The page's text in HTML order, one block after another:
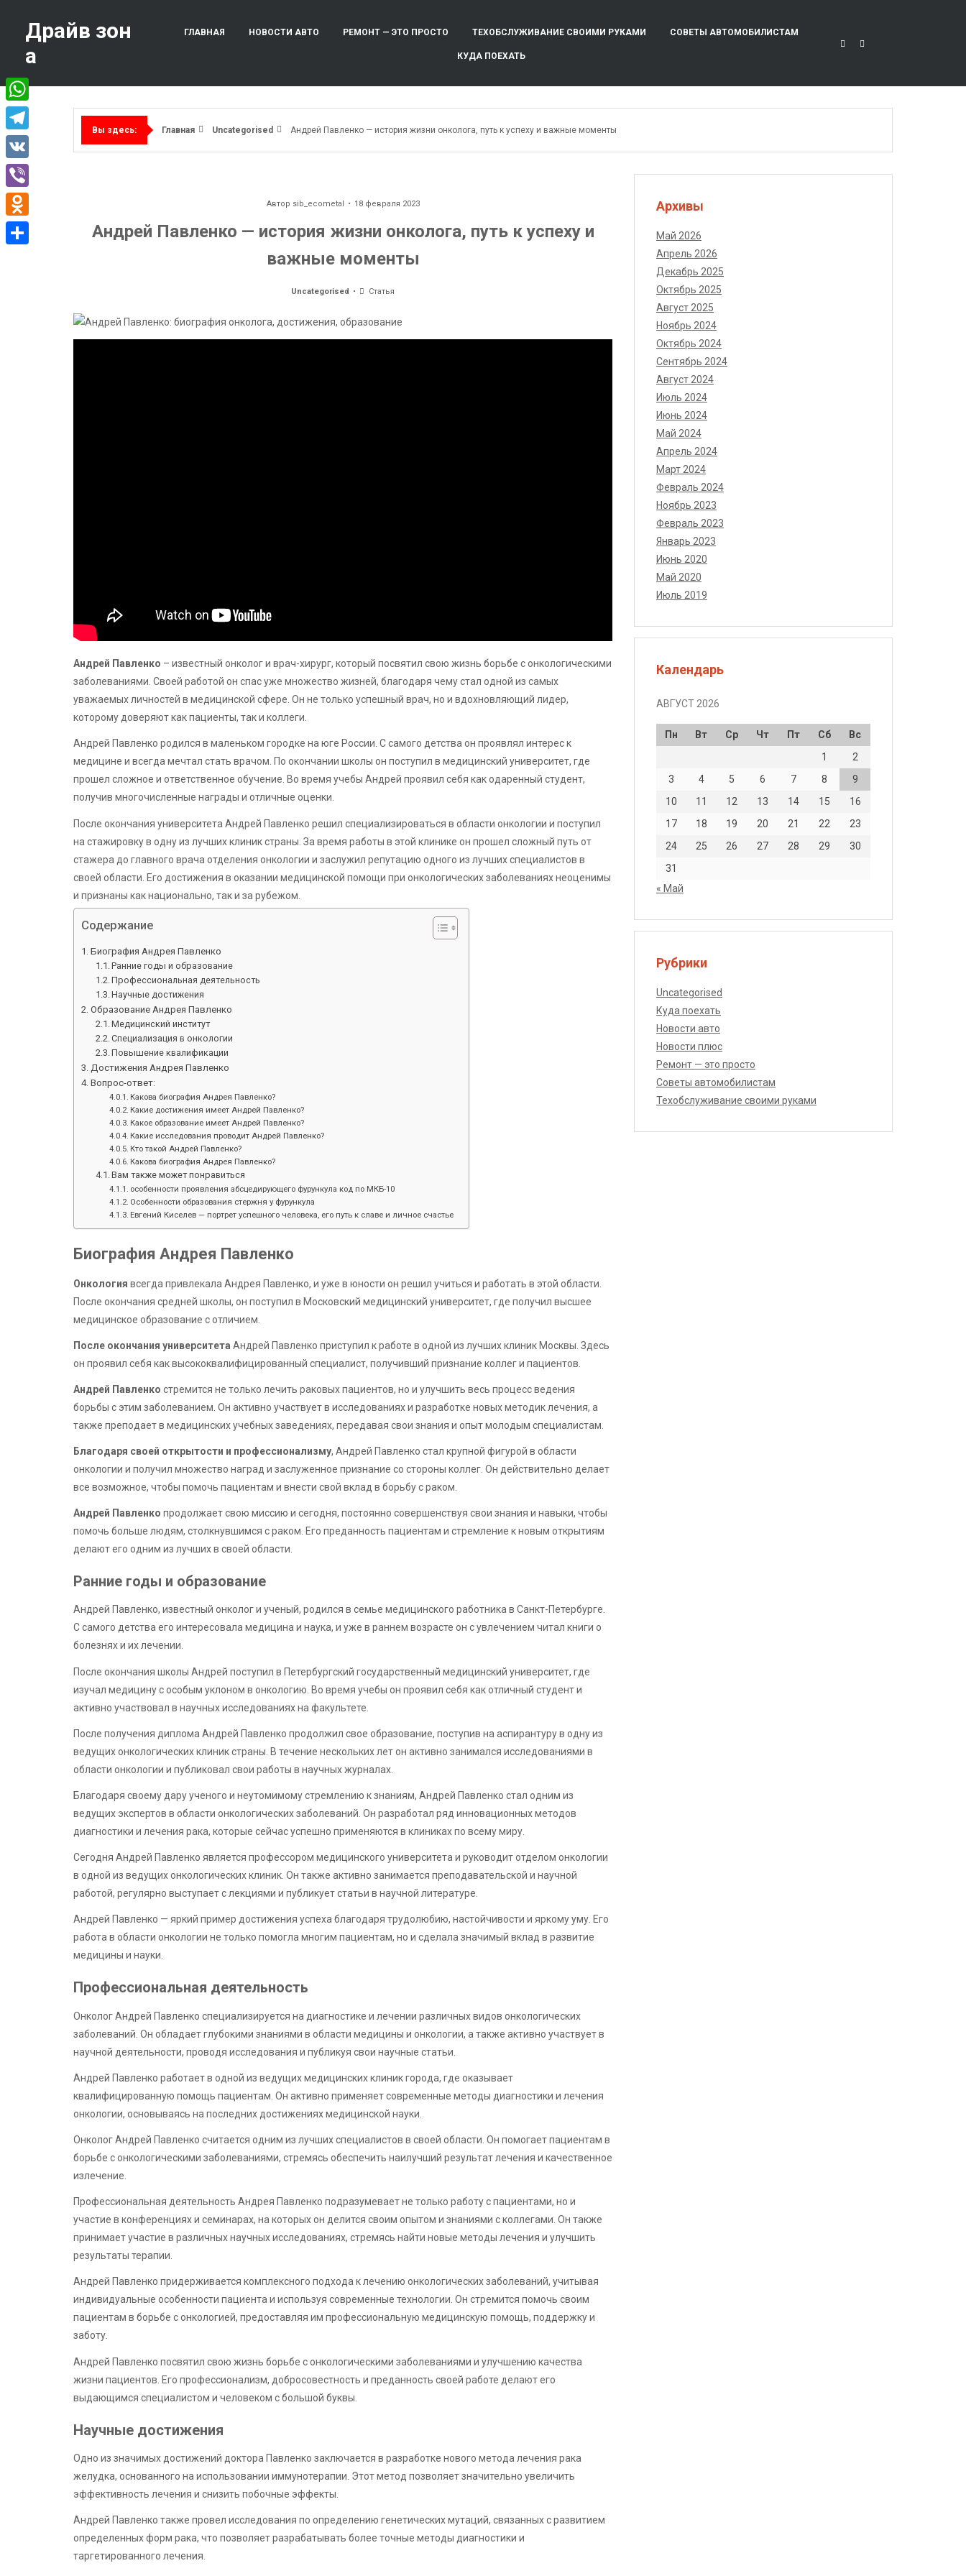
содержимому
Драйв зон
а
ГЛАВНАЯ НОВОСТИ АВТО РЕМОНТ — ЭТО ПРОСТО ТЕХОБСЛУЖИВАНИЕ СВОИМИ РУКАМИ СОВЕТЫ АВТОМОБИЛИСТАМ
КУДА ПОЕХАТЬ
Вы здесь: Главная Uncategorised Андрей Павленко — история жизни онколога, путь к успеху и важные моменты
Автор sib_ecometal 18 февраля 2023
Андрей Павленко — история жизни онколога, путь к успеху и
важные моменты
Uncategorised Статья
Андрей Павленко – известный онколог и врач-хирург, который посвятил свою жизнь борьбе с онкологическими
заболеваниями. Своей работой он спас уже множество жизней, благодаря чему стал одной из самых
уважаемых личностей в медицинской сфере. Он не только успешный врач, но и вдохновляющий лидер,
которому доверяют как пациенты, так и коллеги.
Андрей Павленко родился в маленьком городке на юге России. С самого детства он проявлял интерес к
медицине и всегда мечтал стать врачом. По окончании школы он поступил в медицинский университет, где
прошел сложное и ответственное обучение. Во время учебы Андрей проявил себя как одаренный студент,
получив многочисленные награды и отличные оценки.
После окончания университета Андрей Павленко решил специализироваться в области онкологии и поступил
на стажировку в одну из лучших клиник страны. За время работы в этой клинике он прошел сложный путь от
стажера до главного врача отделения онкологии и заслужил репутацию одного из лучших специалистов в
своей области. Его достижения в оказании медицинской помощи при онкологических заболеваниях неоценимы
и признаны как национально, так и за рубежом.
Содержание
Биография Андрея Павленко
Ранние годы и образование
Профессиональная деятельность
Научные достижения
Образование Андрея Павленко
Медицинский институт
Специализация в онкологии
Повышение квалификации
Достижения Андрея Павленко
Вопрос-ответ:
Какова биография Андрея Павленко?
Какие достижения имеет Андрей Павленко?
Какое образование имеет Андрей Павленко?
Какие исследования проводит Андрей Павленко?
Кто такой Андрей Павленко?
Какова биография Андрея Павленко?
Вам также может понравиться
особенности проявления абсцедирующего фурункула код по МКБ-10
Особенности образования стержня у фурункула
Евгений Киселев — портрет успешного человека, его путь к славе и личное счастье
Биография Андрея Павленко
Онкология всегда привлекала Андрея Павленко, и уже в юности он решил учиться и работать в этой области.
После окончания средней школы, он поступил в Московский медицинский университет, где получил высшее
медицинское образование с отличием.
После окончания университета Андрей Павленко приступил к работе в одной из лучших клиник Москвы. Здесь
он проявил себя как высококвалифицированный специалист, получивший признание коллег и пациентов.
Андрей Павленко стремится не только лечить раковых пациентов, но и улучшить весь процесс ведения
борьбы с этим заболеванием. Он активно участвует в исследованиях и разработке новых методик лечения, а
также преподает в медицинских учебных заведениях, передавая свои знания и опыт молодым специалистам.
Благодаря своей открытости и профессионализму, Андрей Павленко стал крупной фигурой в области
онкологии и получил множество наград и заслуженное признание со стороны коллег. Он действительно делает
все возможное, чтобы помочь пациентам и внести свой вклад в борьбу с раком.
Андрей Павленко продолжает свою миссию и сегодня, постоянно совершенствуя свои знания и навыки, чтобы
помочь больше людям, столкнувшимся с раком. Его преданность пациентам и стремление к новым открытиям
делают его одним из лучших в своей области.
Ранние годы и образование
Андрей Павленко, известный онколог и ученый, родился в семье медицинского работника в Санкт-Петербурге.
С самого детства его интересовала медицина и наука, и уже в раннем возрасте он с увлечением читал книги о
болезнях и их лечении.
После окончания школы Андрей поступил в Петербургский государственный медицинский университет, где
изучал медицину с особым уклоном в онкологию. Во время учебы он проявил себя как отличный студент и
активно участвовал в научных исследованиях на факультете.
После получения диплома Андрей Павленко продолжил свое образование, поступив на аспирантуру в одну из
ведущих онкологических клиник страны. В течение нескольких лет он активно занимался исследованиями в
области онкологии и публиковал свои работы в научных журналах.
Благодаря своему дару ученого и неутомимому стремлению к знаниям, Андрей Павленко стал одним из
ведущих экспертов в области онкологических заболеваний. Он разработал ряд инновационных методов
диагностики и лечения рака, которые сейчас успешно применяются в клиниках по всему миру.
Сегодня Андрей Павленко является профессором медицинского университета и руководит отделом онкологии
в одной из ведущих онкологических клиник. Он также активно занимается преподавательской и научной
работой, регулярно выступает с лекциями и публикует статьи в научной литературе.
Андрей Павленко — яркий пример достижения успеха благодаря трудолюбию, настойчивости и яркому уму. Его
работа в области онкологии не только помогла многим пациентам, но и сделала значимый вклад в развитие
медицины и науки.
Профессиональная деятельность
Онколог Андрей Павленко специализируется на диагностике и лечении различных видов онкологических
заболеваний. Он обладает глубокими знаниями в области медицины и онкологии, а также активно участвует в
научной деятельности, проводя исследования и публикуя свои научные статьи.
Андрей Павленко работает в одной из ведущих медицинских клиник города, где оказывает
квалифицированную помощь пациентам. Он активно применяет современные методы диагностики и лечения
онкологии, основываясь на последних достижениях медицинской науки.
Онколог Андрей Павленко считается одним из лучших специалистов в своей области. Он помогает пациентам в
борьбе с онкологическими заболеваниями, стремясь обеспечить наилучший результат лечения и качественное
излечение.
Профессиональная деятельность Андрея Павленко подразумевает не только работу с пациентами, но и
участие в конференциях и семинарах, на которых он делится своим опытом и знаниями с коллегами. Он также
принимает участие в различных научных исследованиях, стремясь найти новые методы лечения и улучшить
результаты терапии.
Андрей Павленко придерживается комплексного подхода к лечению онкологических заболеваний, учитывая
индивидуальные особенности пациента и используя современные технологии. Он стремится помочь своим
пациентам в борьбе с онкологией, предоставляя им профессиональную медицинскую помощь, поддержку и
заботу.
Андрей Павленко посвятил свою жизнь борьбе с онкологическими заболеваниями и улучшению качества
жизни пациентов. Его профессионализм, добросовестность и преданность своей работе делают его
выдающимся специалистом и человеком с большой буквы.
Научные достижения
Одно из значимых достижений доктора Павленко заключается в разработке нового метода лечения рака
желудка, основанного на использовании иммунотерапии. Этот метод позволяет значительно увеличить
эффективность лечения и снизить побочные эффекты.
Андрей Павленко также провел исследования по определению генетических мутаций, связанных с развитием
определенных форм рака, что позволяет разрабатывать более точные методы диагностики и
таргетированного лечения.
Архивы
Май 2026
Апрель 2026
Декабрь 2025
Октябрь 2025
Август 2025
Ноябрь 2024
Октябрь 2024
Сентябрь 2024
Август 2024
Июль 2024
Июнь 2024
Май 2024
Апрель 2024
Март 2024
Февраль 2024
Ноябрь 2023
Февраль 2023
Январь 2023
Июнь 2020
Май 2020
Июль 2019
Календарь
АВГУСТ 2026
Пн Вт Ср Чт Пт Сб
Вс
1
2
3
4 5 6 7 8
9
10
11 12 13 14 15
16
17
18 19 20 21 22
23
24
25 26 27 28 29
30
31
« Май
Рубрики
Uncategorised
Куда поехать
Новости авто
Новости плюс
Ремонт — это просто
Советы автомобилистам
Техобслуживание своими руками
WhatsApp
Telegram
VK
Viber
Odnoklassniki